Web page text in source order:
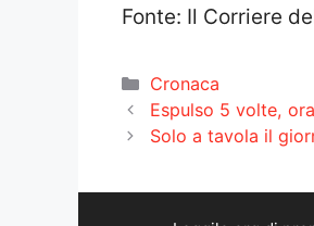
Fonte: Il Corriere
Categorie
Cronaca
Espulso 5 volte,
Solo a tavola il